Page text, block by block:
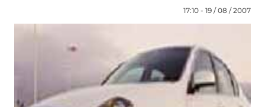
17:10 - 19 / 08 / 2007